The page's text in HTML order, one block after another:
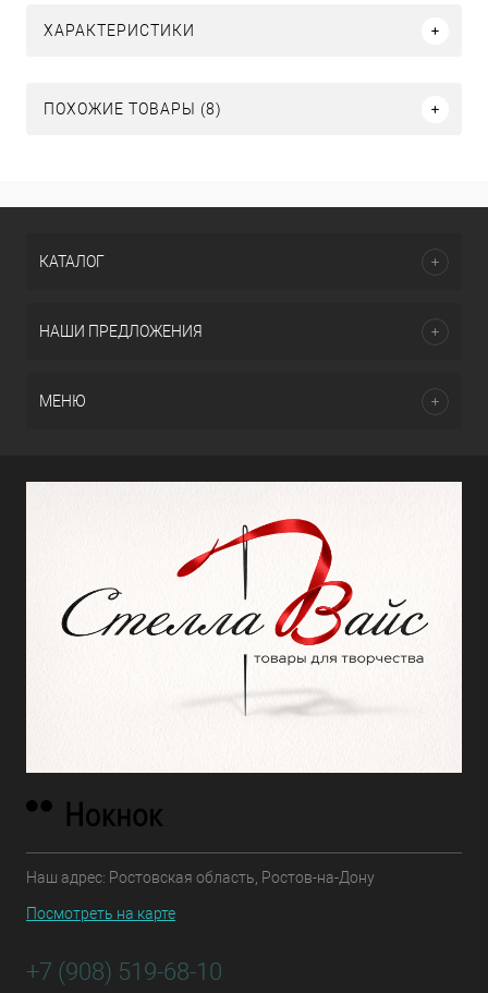
ХАРАКТЕРИСТИКИ
ПОХОЖИЕ ТОВАРЫ (8)
КАТАЛОГ
НАШИ ПРЕДЛОЖЕНИЯ
МЕНЮ
Наш адрес: Ростовская область, Ростов-на-Дону
Посмотреть на карте
+7 (908) 519-68-10